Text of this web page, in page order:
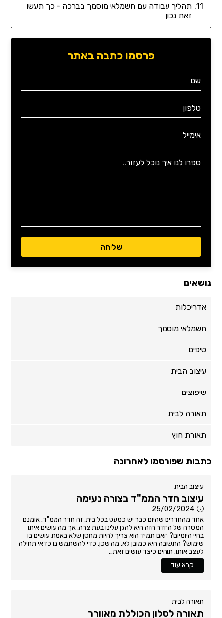
תהליך עבודה עם חשמלאי מוסמך בברכה - כך תעשו
זאת נכון
פרסמו כתבה באתר
נושאים
אדריכלות
חשמלאי מוסמך
טיפים
עיצוב הבית
שיפוצים
תאורה לבית
תאורת חוץ
כתבות שפורסמו לאחרונה
עיצוב הבית
עיצוב חדר הממ"ד בצורה נעימה
25/02/2024
אחד מהחדרים שהיום כבר יש כמעט בכל בית, זה חדר הממ"ד. אומנם
המטרה של החדר הזה היא להגן עלינו בעת צרה, אך מה עושים איתו
בחיי היומיום? האם תמיד הוא צריך להיות מחסן שלא באמת עושים בו
שימוש? התשובה היא כמובן לא. מה שכן, כדי להשתמש בו כדאי תחילה
לעצב אותו. תוהים כיצד עושים זאת...
קרא עוד
תאורה לבית
תאורה לסלון הכוללת מאוורר